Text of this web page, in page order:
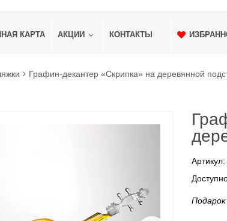
КАРТА АКЦИИ КОНТАКТЫ
Графин-декантер «Скрипка» на деревянной
Артикул: